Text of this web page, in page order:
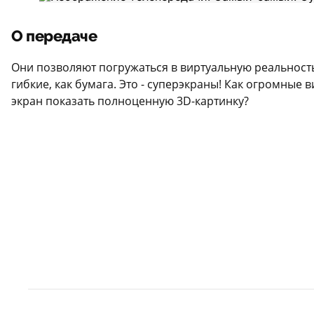
О передаче
Они позволяют погружаться в виртуальную
гибкие, как бумага. Это - суперэкраны! Как
экран показать полноценную 3D-картинку?